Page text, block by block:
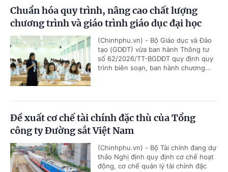
Chuẩn hóa quy trình, nâng cao chất lượng
chương trình và giáo trình giáo dục đại học
(Chinhphu.vn) - Bộ Giáo dục và Đào
tạo (GDĐT) vừa ban hành Thông tư
số 62/2026/TT-BGDĐT quy định quy
trình biên soạn, ban hành chương...
Đề xuất cơ chế tài chính đặc thù của Tổng
công ty Đường sắt Việt Nam
(Chinhphu.vn) - Bộ Tài chính đang dự
thảo Nghị định quy định cơ chế hoạt
động, cơ chế quản lý tài chính đặc